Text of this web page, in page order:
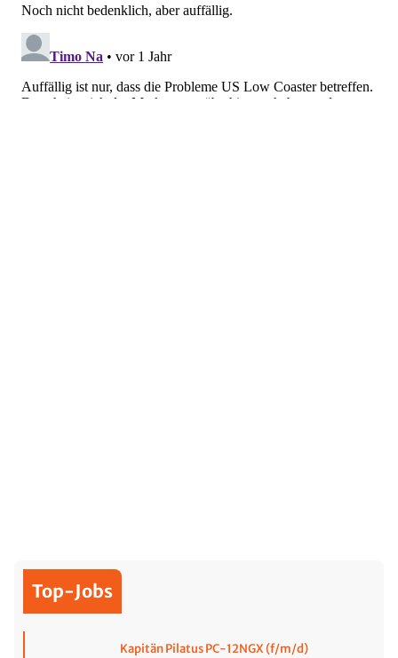
Top-Jobs
Kapitän Pilatus PC-12NGX (f/m/d)